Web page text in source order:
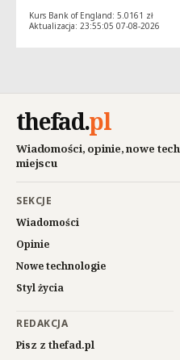
Kurs Bank of England: 5.0161 zł
Aktualizacja: 23:55:05 07-08-2026
thefad.pl
Wiadomości, opinie, nowe
miejscu
SEKCJE
Wiadomości
Opinie
Nowe technologie
Styl życia
REDAKCJA
Pisz z thefad.pl